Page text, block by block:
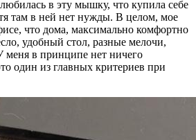
в эту мышку, что купила себе
там в ней нет нужды. В целом, мое
что дома, максимально комфортно
удобный стол, разные мелочи,
в принципе нет ничего
один из главных критериев при